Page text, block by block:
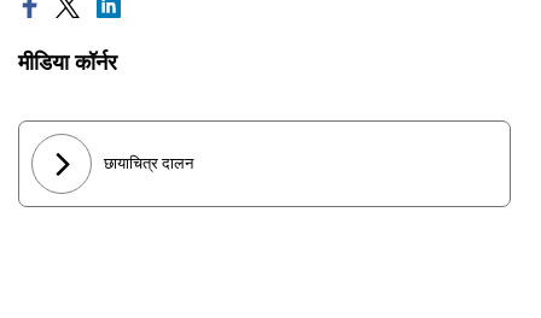
मीडिया कॉर्नर
छायाचित्र दालन